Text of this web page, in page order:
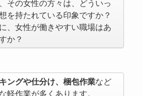
その女性の方々は、どういっ
を持たれている印象ですか？
、女性が働きやすい職場はあ
か？
ングや仕分け、梱包作業など
軽作業が多くあります。